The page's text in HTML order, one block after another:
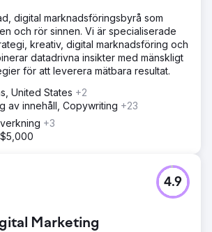
digital marknadsföringsbyrå som
och rör sinnen. Vi är specialiserade
kreativ, digital marknadsföring och
datadrivna insikter med mänskligt
för att leverera mätbara resultat.
United States +2
av innehåll, Copywriting +23
+3
Marketing
4.9